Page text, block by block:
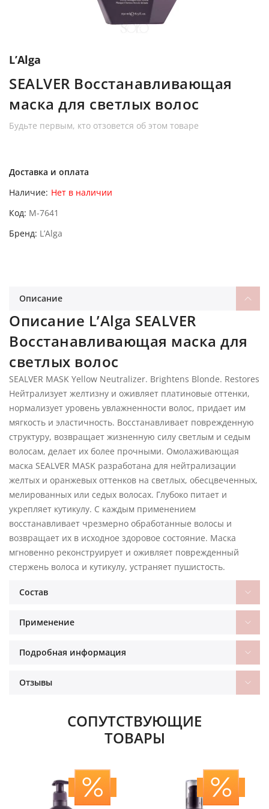
L’Alga
SEALVER Восстанавливающая
маска для светлых волос
Будьте первым, кто отзовется об этом товаре
Доставка и оплата
Наличие: Нет в наличии
Код M-7641
Бренд L’Alga
Описание
Описание L’Alga SEALVER
Восстанавливающая маска для
светлых волос
SEALVER MASK Yellow Neutralizer. Brightens Blonde. Restores
Нейтрализует желтизну и оживляет платиновые оттенки,
нормализует уровень увлажненности волос, придает им
мягкость и эластичность. Восстанавливает поврежденную
структуру, возвращает жизненную силу светлым и седым
волосам, делает их более прочными. Омолаживающая
маска SEALVER MASK разработана для нейтрализации
желтых и оранжевых оттенков на светлых, обесцвеченных,
мелированных или седых волосах. Глубоко питает и
укрепляет кутикулу. С каждым применением
восстанавливает чрезмерно обработанные волосы и
возвращает их в исходное здоровое состояние. Маска
мгновенно реконструирует и оживляет поврежденный
стержень волоса и кутикулу, устраняет пушистость.
Состав
Применение
Подробная информация
Отзывы
СОПУТСТВУЮЩИЕ
ТОВАРЫ